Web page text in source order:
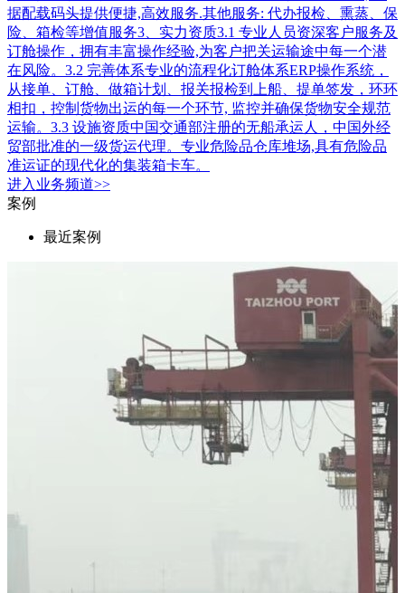
据配载码头提供便捷,高效服务.其他服务: 代办报检、熏蒸、保
险、箱检等增值服务3、实力资质3.1 专业人员资深客户服务及
订舱操作，拥有丰富操作经验,为客户把关运输途中每一个潜
在风险。3.2 完善体系专业的流程化订舱体系ERP操作系统，
从接单、订舱、做箱计划、报关报检到上船、提单签发，环环
相扣，控制货物出运的每一个环节, 监控并确保货物安全规范
运输。3.3 设施资质中国交通部注册的无船承运人，中国外经
贸部批准的一级货运代理。专业危险品仓库堆场,具有危险品
准运证的现代化的集装箱卡车。
进入 业务频道>>
案例
最近案例